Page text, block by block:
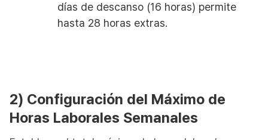
días de descanso (16 horas) permite
hasta 28 horas extras.
2) Configuración del Máximo de
Horas Laborales Semanales